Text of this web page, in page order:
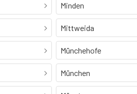
Minden
Mittweida
Münchehofe
München